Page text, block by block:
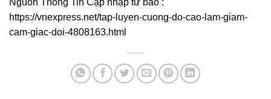
Nguồn Thông Tin Cập nhập từ báo :
https://vnexpress.net/tap-luyen-cuong-do-cao-lam-giam-
cam-giac-doi-4808163.html